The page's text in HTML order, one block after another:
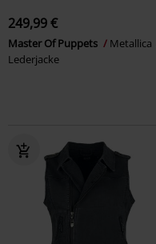
249,99 €
Master Of Puppets
Metallica
Lederjacke